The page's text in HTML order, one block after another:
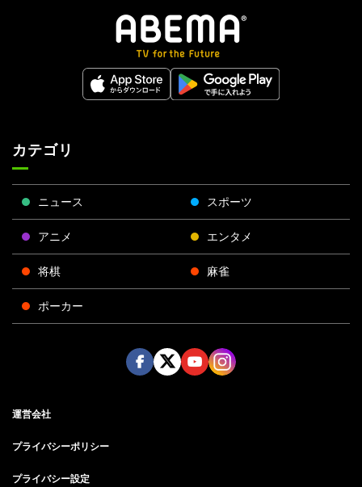
カテゴリ
ニュース スポーツ
アニメ エンタメ
将棋 麻雀
ポーカー
運営会社
プライバシーポリシー
プライバシー設定